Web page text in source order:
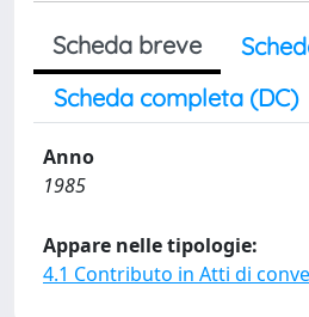
Scheda breve
Scheda completa (DC)
Anno
1985
Appare nelle tipologie:
4.1 Contributo in Atti di